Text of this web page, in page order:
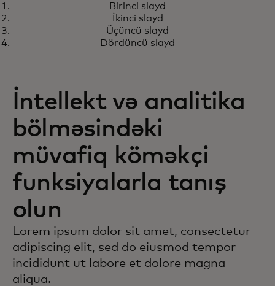
Biznes eksperimentləri vasitəsilə
kampaniya strategiyasının
maksimallaşdırılması
Birinci slayd
İkinci slayd
Üçüncü slayd
Dördüncü slayd
İntellekt və analitika
bölməsindəki
müvafiq köməkçi
funksiyalarla tanış
olun
Lorem ipsum dolor sit amet, consectetur
adipiscing elit, sed do eiusmod tempor
incididunt ut labore et dolore magna
aliqua.